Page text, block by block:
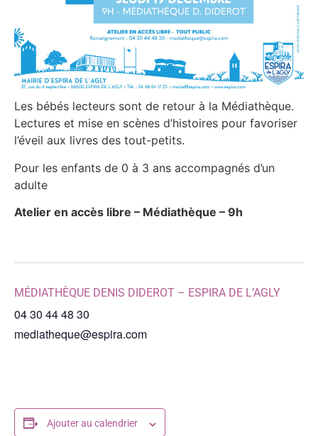
Les bébés lecteurs sont de retour à la Médiathèque.
Lectures et mise en scènes d’histoires pour favoriser
l’éveil aux livres des tout-petits.
Pour les enfants de 0 à 3 ans accompagnés d’un
adulte
Atelier en accès libre – Médiathèque – 9h
MÉDIATHÈQUE DENIS DIDEROT – ESPIRA DE L’AGLY
04 30 44 48 30
mediatheque@espira.com
Ajouter au calendrier